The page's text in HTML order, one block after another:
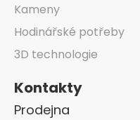
Kameny
Hodinářské potřeby
3D technologie
Kontakty
Prodejna